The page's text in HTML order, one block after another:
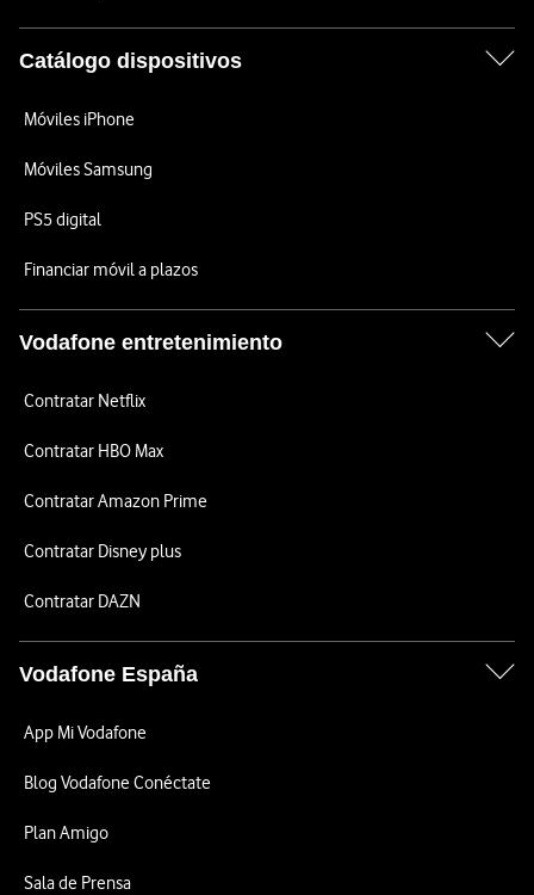
Catálogo dispositivos
Móviles iPhone
Móviles Samsung
PS5 digital
Financiar móvil a plazos
Vodafone entretenimiento
Contratar Netflix
Contratar HBO Max
Contratar Amazon Prime
Contratar Disney plus
Contratar DAZN
Vodafone España
App Mi Vodafone
Blog Vodafone Conéctate
Plan Amigo
Sala de Prensa